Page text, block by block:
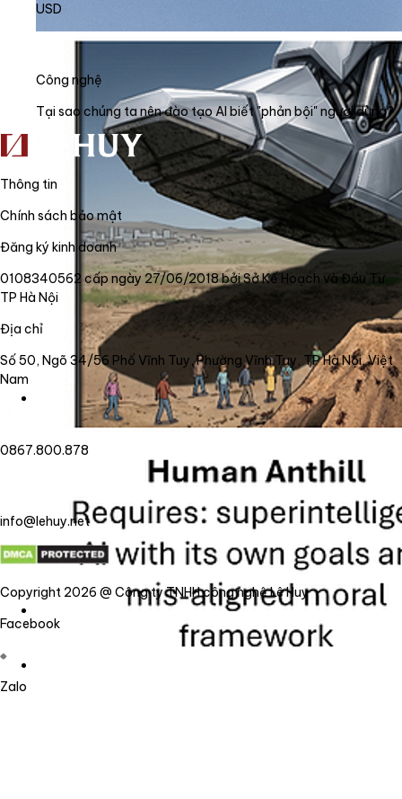
USD
Công nghệ
Tại sao chúng ta nên đào tạo AI biết "phản bội" người dùng?
Thông tin
Chính sách bảo mật
Đăng ký kinh doanh
0108340562 cấp ngày 27/06/2018 bởi Sở Kế Hoạch và Đầu Tư
TP Hà Nội
Địa chỉ
Số 50, Ngõ 34/56 Phố Vĩnh Tuy, Phường Vĩnh Tuy, TP Hà Nội, Việt
Nam
0867.800.878
info@lehuy.net
Copyright 2026 @ Công ty TNHH công nghệ Lê Huy
Facebook
Zalo